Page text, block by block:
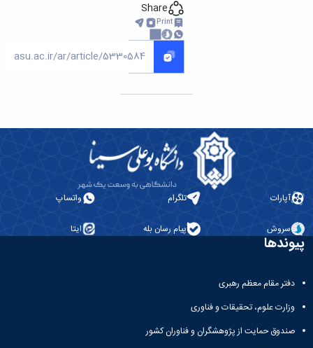
Share
Print
آپارات تلگرام واتساپ
سروش پیام رسان بله ایتا
پیوندها
دفتر مقام معظم رهبری
وزارت علوم، تحقیقات و فناوری
صندوق حمایت از پژوهشگران و فناوران کشور